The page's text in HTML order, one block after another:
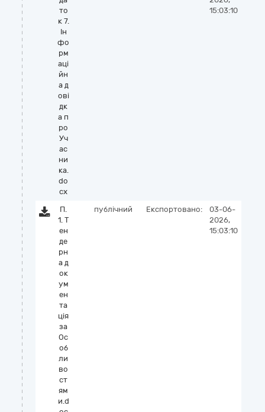
то
к 7.
Ін
фо
рм
аці
йн
а д
ові
дк
а п
ро
Уч
ас
ни
ка.
do
cx
15:03:10
П.
1. Т
ен
де
рн
а д
ок
ум
ен
та
ція
за
Ос
об
ли
во
ст
ям
и.d
публічний Експортовано:
03-06-
2026,
15:03:10